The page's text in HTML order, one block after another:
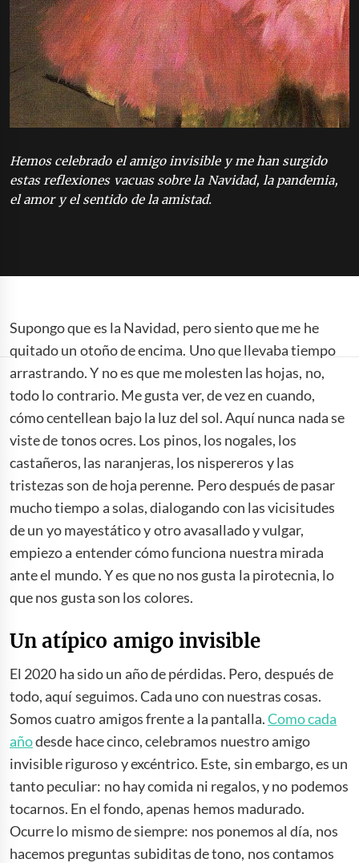
Hemos celebrado el amigo invisible y me han surgido
estas reflexiones vacuas sobre la Navidad, la pandemia,
el amor y el sentido de la amistad.
Supongo que es la Navidad, pero siento que me he
quitado un otoño de encima. Uno que llevaba tiempo
arrastrando. Y no es que me molesten las hojas, no,
todo lo contrario. Me gusta ver, de vez en cuando,
cómo centellean bajo la luz del sol. Aquí nunca nada se
viste de tonos ocres. Los pinos, los nogales, los
castañeros, las naranjeras, los nispereros y las
tristezas son de hoja perenne. Pero después de pasar
mucho tiempo a solas, dialogando con las vicisitudes
de un yo mayestático y otro avasallado y vulgar,
empiezo a entender cómo funciona nuestra mirada
ante el mundo. Y es que no nos gusta la pirotecnia, lo
que nos gusta son los colores.
Un atípico amigo invisible
El 2020 ha sido un año de pérdidas. Pero, después de
todo, aquí seguimos. Cada uno con nuestras cosas.
Somos cuatro amigos frente a la pantalla.Como cada
añodesde hace cinco, celebramos nuestro amigo
invisible riguroso y excéntrico. Este, sin embargo, es un
tanto peculiar: no hay comida ni regalos, y no podemos
tocarnos. En el fondo, apenas hemos madurado.
Ocurre lo mismo de siempre: nos ponemos al día, nos
hacemos preguntas subiditas de tono, nos contamos